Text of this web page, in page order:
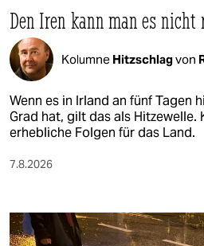
Den Iren kann man es nicht
Kolumne Hitzschlagvon
Wenn es in Irland an fünf Tagen
Grad hat, gilt das als Hitzewelle.
erhebliche Folgen für das Land.
7.8.2026